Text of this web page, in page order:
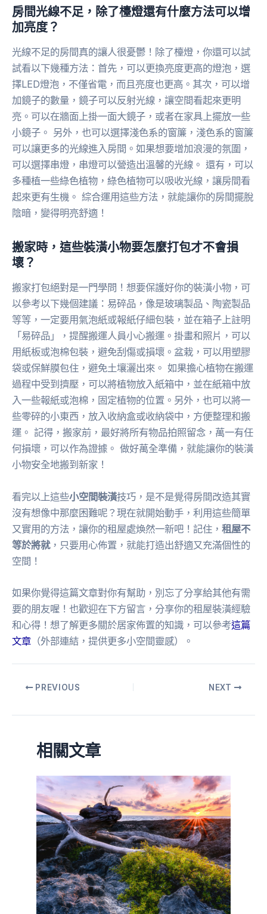
房間光線不足，除了檯燈還有什麼方法可以增
加亮度？
光線不足的房間真的讓人很憂鬱！除了檯燈，你還可以試
試看以下幾種方法：首先，可以更換亮度更高的燈泡，選
擇LED燈泡，不僅省電，而且亮度也更高。其次，可以增
加鏡子的數量，鏡子可以反射光線，讓空間看起來更明
亮。可以在牆面上掛一面大鏡子，或者在家具上擺放一些
小鏡子。 另外，也可以選擇淺色系的窗簾，淺色系的窗簾
可以讓更多的光線進入房間。如果想要增加浪漫的氛圍，
可以選擇串燈，串燈可以營造出溫馨的光線。 還有，可以
多種植一些綠色植物，綠色植物可以吸收光線，讓房間看
起來更有生機。 綜合運用這些方法，就能讓你的房間擺脫
陰暗，變得明亮舒適！
搬家時，這些裝潢小物要怎麼打包才不會損
壞？
搬家打包絕對是一門學問！想要保護好你的裝潢小物，可
以參考以下幾個建議：易碎品，像是玻璃製品、陶瓷製品
等等，一定要用氣泡紙或報紙仔細包裝，並在箱子上註明
「易碎品」，提醒搬運人員小心搬運。掛畫和照片，可以
用紙板或泡棉包裝，避免刮傷或損壞。盆栽，可以用塑膠
袋或保鮮膜包住，避免土壤灑出來。 如果擔心植物在搬運
過程中受到擠壓，可以將植物放入紙箱中，並在紙箱中放
入一些報紙或泡棉，固定植物的位置。另外，也可以將一
些零碎的小東西，放入收納盒或收納袋中，方便整理和搬
運。 記得，搬家前，最好將所有物品拍照留念，萬一有任
何損壞，可以作為證據。 做好萬全準備，就能讓你的裝潢
小物安全地搬到新家！
看完以上這些小空間裝潢技巧，是不是覺得房間改造其實
沒有想像中那麼困難呢？現在就開始動手，利用這些簡單
又實用的方法，讓你的租屋處煥然一新吧！記住， 租屋不
等於將就，只要用心佈置，就能打造出舒適又充滿個性的
空間！
如果你覺得這篇文章對你有幫助，別忘了分享給其他有需
要的朋友喔！也歡迎在下方留言，分享你的租屋裝潢經驗
和心得！想了解更多關於居家佈置的知識，可以參考這篇
文章 （外部連結，提供更多小空間靈感）。
PREVIOUS NEXT
相關文章